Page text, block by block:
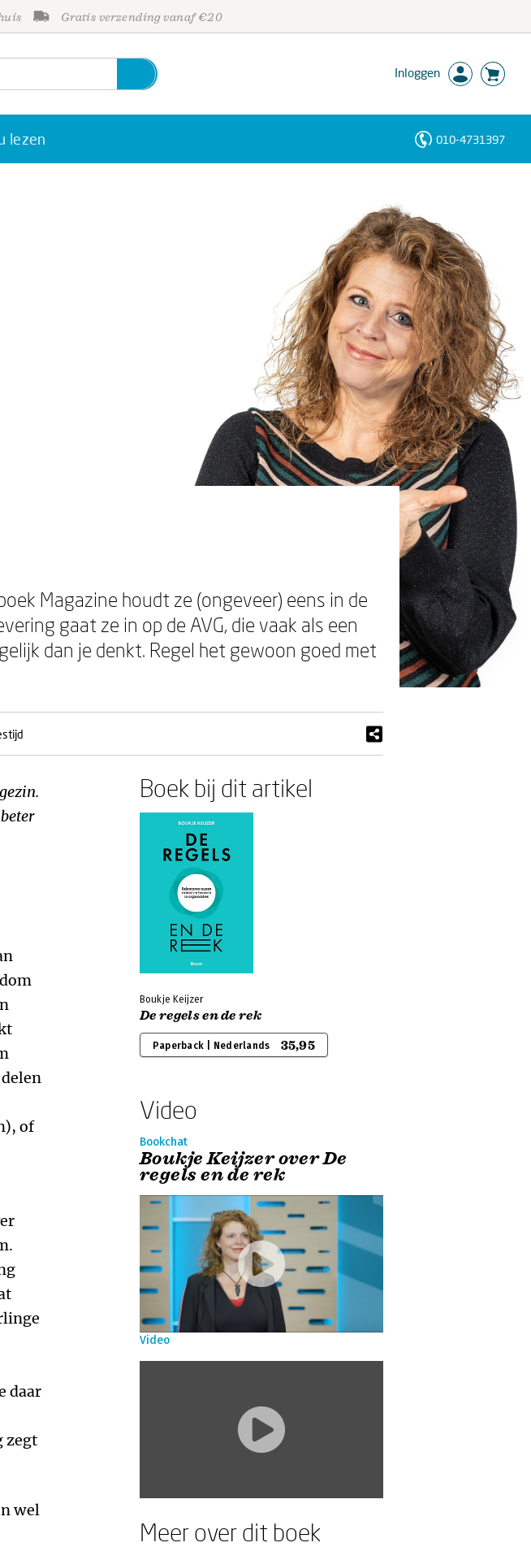
Gratis verzending vanaf €20
Inloggen
lezen 010-4731397
Magazine houdt ze (ongeveer) eens in de
gaat ze in op de AVG, die vaak als een
dan je denkt. Regel het gewoon goed met
of
daar
zegt
wel
Boek bij dit artikel
Boukje Keijzer
De regels en de rek
Paperback | Nederlands 35,95
Video
Bookchat
Boukje Keijzer over De
regels en de rek
Video
Meer over dit boek
Personen